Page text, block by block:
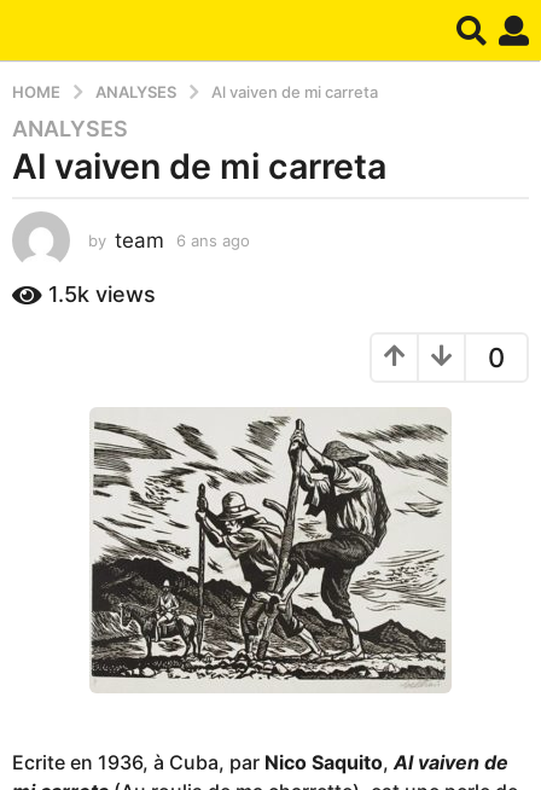
HOME ANALYSES Al vaiven de mi carreta
6
a
s
a
o
ANALYSES
Al vaiven de mi carreta
by team 6 ans ago
1.5k views
0
Ecrite en 1936, à Cuba, par Nico Saquito,Al vaiven de